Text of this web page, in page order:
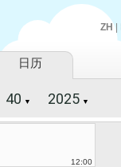
ZH |
日历
▼ ▼
12:00